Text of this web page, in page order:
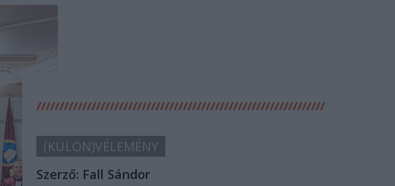
(KÜLÖN)VÉLEMÉNY
Szerző: Fall Sándor